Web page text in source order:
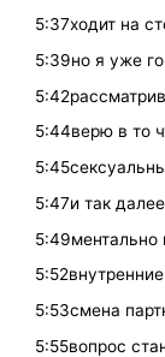
5:37ходит на
5:39но я уже
5:44верю в то
5:47и так
5:49ментально
5:53смена
5:55вопрос